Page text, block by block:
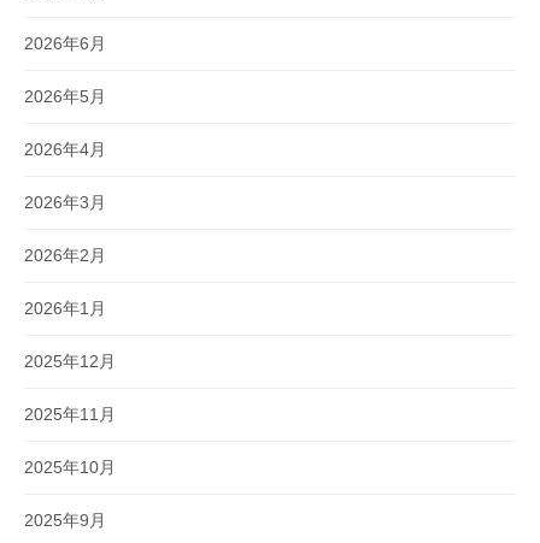
2026年6月
2026年5月
2026年4月
2026年3月
2026年2月
2026年1月
2025年12月
2025年11月
2025年10月
2025年9月